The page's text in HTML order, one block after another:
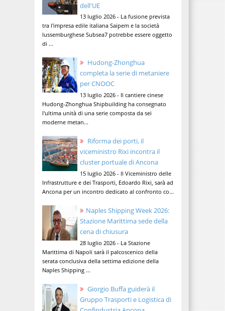
dell'UE
13 luglio 2026 - La fusione prevista
tra l'impresa edile italiana Saipem e la società
lussemburghese Subsea7 potrebbe essere oggetto
di ...
Hudong-Zhonghua
completa la serie di metaniere
per CNOOC
13 luglio 2026 - Il cantiere cinese
Hudong-Zhonghua Shipbuilding ha consegnato
l'ultima unità di una serie composta da sei
moderne metan...
Riforma dei porti, il
viceministro Rixi incontra il
cluster portuale di Ancona
15 luglio 2026 - Il Viceministro delle
Infrastrutture e dei Trasporti, Edoardo Rixi, sarà ad
Ancona per un incontro dedicato al confronto co...
Naples Shipping Week 2026:
Stazione Marittima sede della
cena di chiusura
28 luglio 2026 - La Stazione
Marittima di Napoli sarà il palcoscenico della
serata conclusiva della settima edizione della
Naples Shipping ...
Giorgio Buffa guiderà il
Gruppo Trasporti e Logistica di